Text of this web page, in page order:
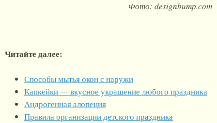
Фото: designbump.com
Читайте далее:
Способы мытья окон с наружи
Капкейки — вкусное украшение любого праздника
Андрогенная алопеция
Правила организации детского праздника